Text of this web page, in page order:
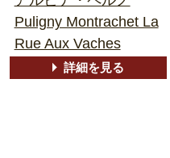
Puligny Montrachet La
Rue Aux Vaches
詳細を見る